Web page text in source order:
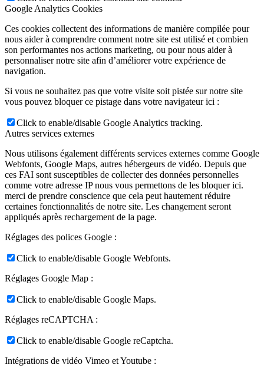
Google Analytics Cookies
Ces cookies collectent des informations de manière compilée pour
nous aider à comprendre comment notre site est utilisé et combien
son performantes nos actions marketing, ou pour nous aider à
personnaliser notre site afin d’améliorer votre expérience de
navigation.
Si vous ne souhaitez pas que votre visite soit pistée sur notre site
vous pouvez bloquer ce pistage dans votre navigateur ici :
Click to enable/disable Google Analytics tracking.
Autres services externes
Nous utilisons également différents services externes comme Google
Webfonts, Google Maps, autres hébergeurs de vidéo. Depuis que
ces FAI sont susceptibles de collecter des données personnelles
comme votre adresse IP nous vous permettons de les bloquer ici.
merci de prendre conscience que cela peut hautement réduire
certaines fonctionnalités de notre site. Les changement seront
appliqués après rechargement de la page.
Réglages des polices Google :
Click to enable/disable Google Webfonts.
Réglages Google Map :
Click to enable/disable Google Maps.
Réglages reCAPTCHA :
Click to enable/disable Google reCaptcha.
Intégrations de vidéo Vimeo et Youtube :